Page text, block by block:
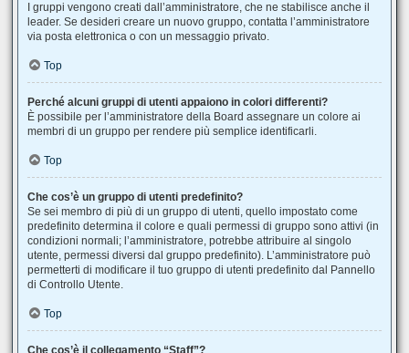
I gruppi vengono creati dall’amministratore, che ne stabilisce anche il
leader. Se desideri creare un nuovo gruppo, contatta l’amministratore
via posta elettronica o con un messaggio privato.
Top
Perché alcuni gruppi di utenti appaiono in colori differenti?
È possibile per l’amministratore della Board assegnare un colore ai
membri di un gruppo per rendere più semplice identificarli.
Top
Che cos’è un gruppo di utenti predefinito?
Se sei membro di più di un gruppo di utenti, quello impostato come
predefinito determina il colore e quali permessi di gruppo sono attivi (in
condizioni normali; l’amministratore, potrebbe attribuire al singolo
utente, permessi diversi dal gruppo predefinito). L’amministratore può
permetterti di modificare il tuo gruppo di utenti predefinito dal Pannello
di Controllo Utente.
Top
Che cos’è il collegamento “Staff”?